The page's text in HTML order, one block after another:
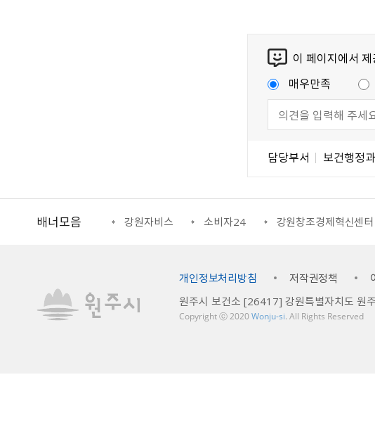
이 페이지에서
매우만족
담당부서 보건행정과
배너모음
강원일자리정보망 강원자비스 소비자24 강원창조경제혁신센터
개인정보처리방침 저작권정책
원주시 보건소 [26417] 강원특별자치도 원주
Copyright ⓒ 2020 Wonju-si. All Rights Reserved